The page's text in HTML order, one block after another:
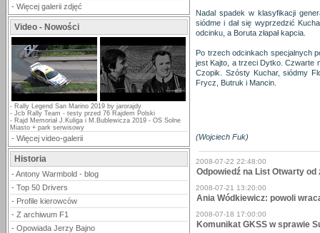
- Więcej galerii zdjęć
Video - Nowości
- Rally Legend San Marino 2019 by jarorajdy
- Jcb Rally Team - testy przed 76 Rajdem Polski
- Rajd Memoriał J.Kuliga i M.Bublewicza 2019 - OS Solne
Miasto + park serwisowy
- Więcej video-galerii
Historia
- Antony Warmbold - blog
- Top 50 Drivers
- Profile kierowców
- Z archiwum F1
- Opowiada Jerzy Bajno
Nadal spadek w klasyfikacji
siódme i dał się wyprzedzić
odcinku, a Boruta złapał kapcia.
Po trzech odcinkach specjalnych
jest Kajto, a trzeci Dytko. Czwarte
Czopik. Szósty Kuchar, siódmy
Frycz, Butruk i Mancin.
(Wojciech Fuk)
2008-07-22 22:48:00
Odpowiedź na List Otwarty od
2008-07-21 13:20:00
Ania Wódkiewicz: powoli
2008-07-18 17:00:00
Komunikat GKSS w sprawie